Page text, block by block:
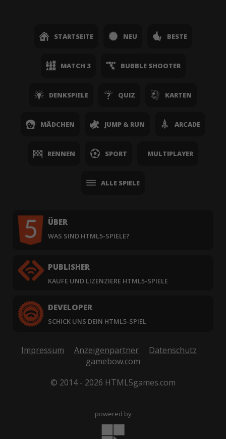
STARTSEITE NEU BESTE
MATCH 3 BUBBLE SHOOTER
DENKSPIELE QUIZ KARTEN
MÄDCHEN JUMP & RUN ARCADE
RENNEN SPORT MULTIPLAYER
ALLE SPIELE
ÜBER
WAS SIND HTML5-SPIELE?
PUBLISHER
KAUFE UND LIZENZIERE HTML5-SPIELE
DEVELOPER
SCHICK UNS DEIN HTML5-SPIEL
Impressum Anzeigenpartner
Datenschutz
gamebow.com
© 2014 - 2026 HTML5games.com
powered by